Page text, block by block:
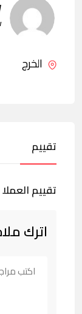
الخرج
تقييم
تقييم
اترك